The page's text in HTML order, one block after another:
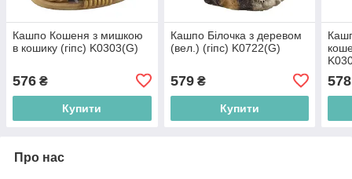
Кашпо Кошеня з мишкою
в кошику (гіпс) K0303(G)
576 ₴
Купити
Кашпо Білочка з деревом
(вел.) (гіпс) K0722(G)
579₴
Купити
578
Про нас